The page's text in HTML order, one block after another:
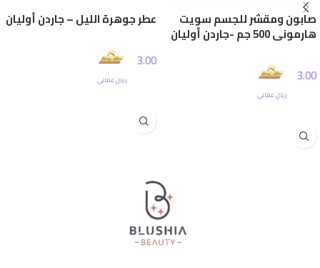
صابون ومقشر للجسم سويت
هارموني 500 جم -جاردن أوليان
3.00
ريال عماني
عطر جوهرة الليل – جاردن أوليان
3.00
ريال عماني